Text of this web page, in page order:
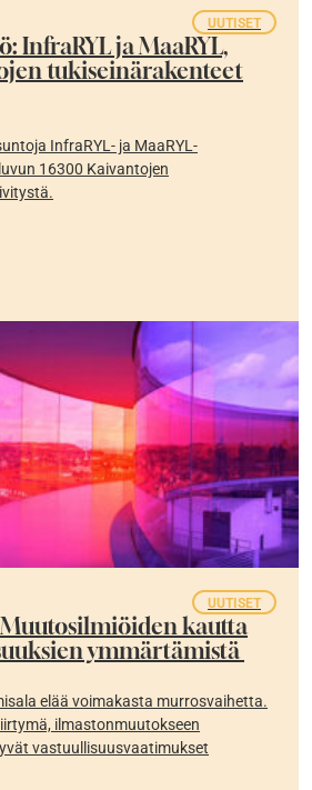
UUTISET
InfraRYL ja MaaRYL,
tukiseinärakenteet
InfraRYL- ja MaaRYL-
16300 Kaivantojen
UUTISET
kautta
ymmärtämistä
elää voimakasta murrosvaihetta.
ilmastonmuutokseen
vastuullisuusvaatimukset